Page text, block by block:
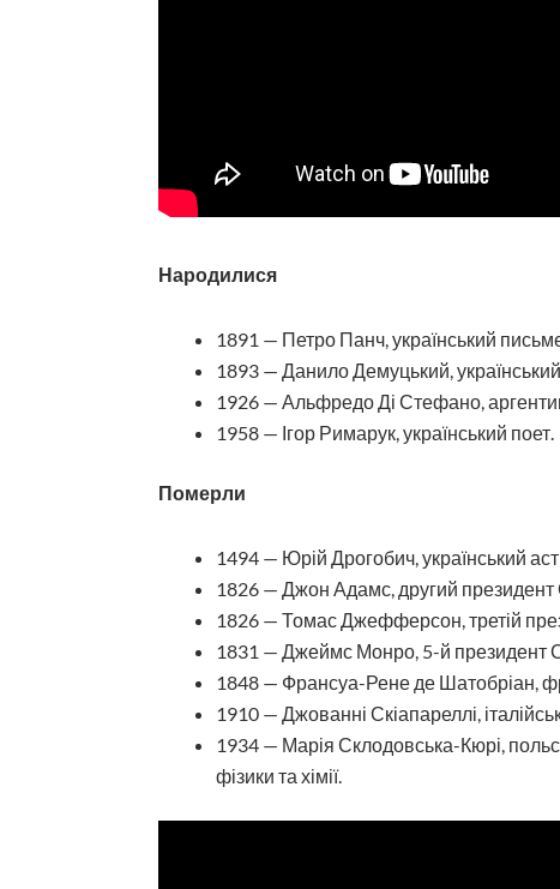
Народилися
1891 — Петро Панч, український
1893 — Данило Демуцький,
1926 — Альфредо Ді Стефано,
1958 — Ігор Римарук, український поет.
Померли
1494 — Юрій Дрогобич, український
1826 — Джон Адамс, другий
1826 — Томас Джефферсон, третій
1831 — Джеймс Монро, 5-й
1848 — Франсуа-Рене де Шатобріан,
1910 — Джованні Скіапареллі,
1934 — Марія Склодовська-Кюрі,
фізики та хімії.